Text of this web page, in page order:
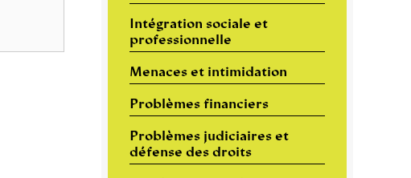
Intégration sociale et
professionnelle
Menaces et intimidation
Problèmes financiers
Problèmes judiciaires et
défense des droits